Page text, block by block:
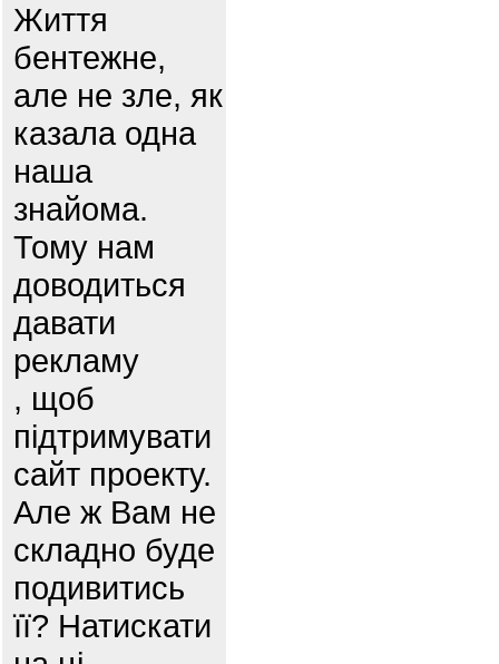
Життя
бентежне,
але не зле, як
казала одна
наша
знайома.
Тому нам
доводиться
давати
рекламу
, щоб
підтримувати
сайт проекту.
Але ж Вам не
складно буде
подивитись
її? Натискати